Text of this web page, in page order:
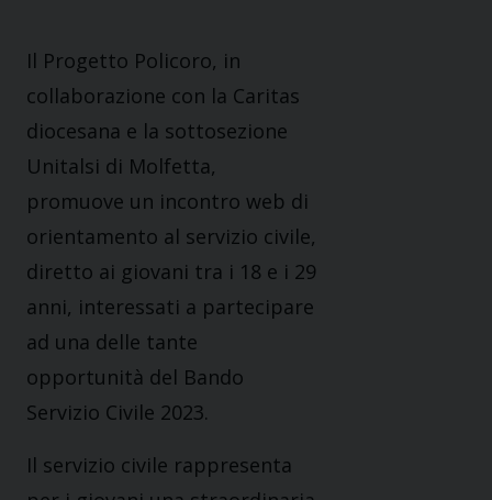
Il Progetto Policoro, in
collaborazione con la Caritas
diocesana e la sottosezione
Unitalsi di Molfetta,
promuove un incontro web di
orientamento al servizio civile,
diretto ai giovani tra i 18 e i 29
anni, interessati a partecipare
ad una delle tante
opportunità del Bando
Servizio Civile 2023.
Il servizio civile rappresenta